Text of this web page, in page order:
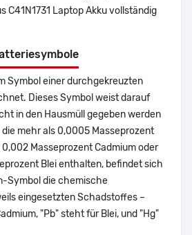
C41N1731 Laptop Akku vollständig
Symbol einer durchgekreuzten
Dieses Symbol weist darauf
in den Hausmüll gegeben werden
mehr als 0,0005 Masseprozent
Masseprozent Cadmium oder
Blei enthalten, befindet sich
Symbol die chemische
eingesetzten Schadstoffes –
"Pb" steht für Blei, und "Hg"